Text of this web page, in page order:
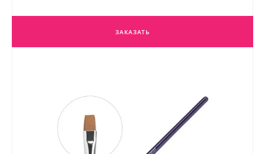
ЗАКАЗАТЬ